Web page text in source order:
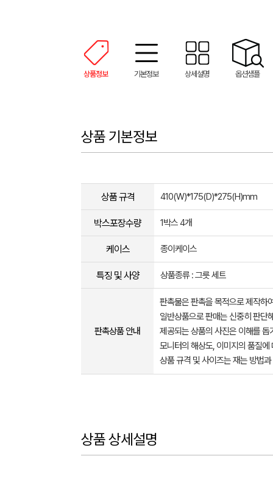
상품정보 기본정보 상세설명 옵션샘플
상품 기본정보
상품 규격 410(W)*175(D)*275(H)mm
박스포장수량 1박스 4개
케이스 종이케이스
특징 및 사양 상품종류 : 그릇 세트
판촉상품 안내
판촉물은 판촉을 목적으로 제작하
일반상품으로 판매는 신중히 판단
제공되는 상품의 사진은 이해를
모니터의 해상도, 이미지의 품질
상품 규격 및 사이즈는 재는 방법
상품 상세설명